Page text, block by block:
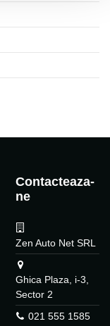
Contacteaza-
ne
Zen Auto Net SRL
Ghica Plaza, i-3,
Sector 2
021 555 1585